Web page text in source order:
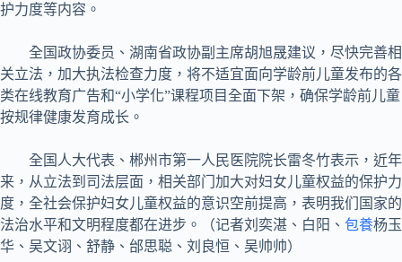
护力度等内容。
全国政协委员、湖南省政协副主席胡旭晟建议，尽快完善相
关立法，加大执法检查力度，将不适宜面向学龄前儿童发布的各
类在线教育广告和“小学化”课程项目全面下架，确保学龄前儿童
按规律健康发育成长。
全国人大代表、郴州市第一人民医院院长雷冬竹表示，近年
来，从立法到司法层面，相关部门加大对妇女儿童权益的保护力
度，全社会保护妇女儿童权益的意识空前提高，表明我们国家的
法治水平和文明程度都在进步。（记者刘奕湛、白阳、 包養杨玉
华、吴文诩、舒静、邰思聪、刘良恒、吴帅帅）